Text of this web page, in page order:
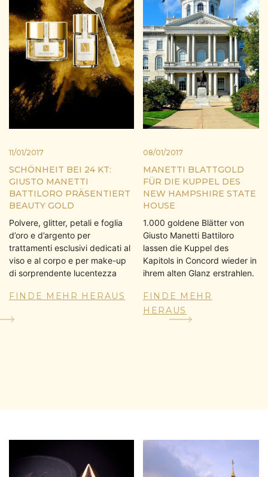
11/01/2017
SCHÖNHEIT BEI 24 KT:
GIUSTO MANETTI
BATTILORO PRÄSENTIERT
BEAUTY GOLD
Polvere, glitter, petali e foglia
d’oro e d’argento per
trattamenti esclusivi dedicati al
viso e al corpo e per make-up
di sorprendente lucentezza
FINDE MEHR HERAUS
08/01/2017
MANETTI BLATTGOLD
FÜR DIE KUPPEL DES
NEW HAMPSHIRE STATE
HOUSE
1.000 goldene Blätter von
Giusto Manetti Battiloro
lassen die Kuppel des
Kapitols in Concord wieder in
ihrem alten Glanz erstrahlen.
FINDE MEHR
HERAUS